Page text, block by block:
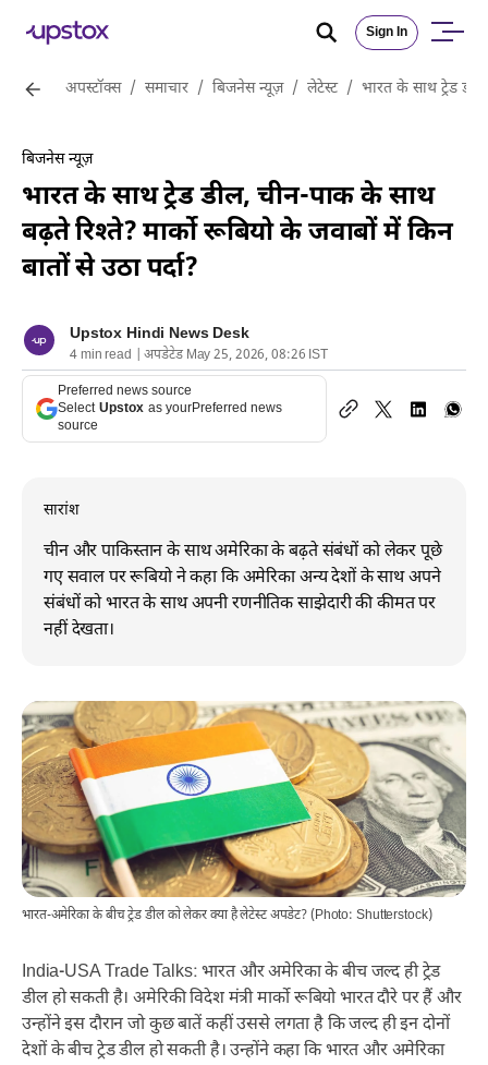
Sign In
अपस्टॉक्स / समाचार / बिजनेस न्यूज़ / लेटेस्ट / भारत के साथ ट्रेड
बिजनेस न्यूज़
भारत के साथ ट्रेड डील, चीन-पाक के साथ
बढ़ते रिश्ते? मार्को रूबियो के जवाबों में किन
बातों से उठा पर्दा?
Upstox Hindi News Desk
4 min read | अपडेटेड May 25, 2026, 08:26 IST
Preferred news source
Select Upstox as yourPreferred news
source
सारांश
चीन और पाकिस्तान के साथ अमेरिका के बढ़ते संबंधों को लेकर पूछे
गए सवाल पर रूबियो ने कहा कि अमेरिका अन्य देशों के साथ अपने
संबंधों को भारत के साथ अपनी रणनीतिक साझेदारी की कीमत पर
नहीं देखता।
भारत-अमेरिका के बीच ट्रेड डील को लेकर क्या है लेटेस्ट अपडेट? (Photo: Shutterstock)
India-USA Trade Talks: भारत और अमेरिका के बीच जल्द ही ट्रेड
डील हो सकती है। अमेरिकी विदेश मंत्री मार्को रूबियो भारत दौरे पर हैं और
उन्होंने इस दौरान जो कुछ बातें कहीं उससे लगता है कि जल्द ही इन दोनों
देशों के बीच ट्रेड डील हो सकती है। उन्होंने कहा कि भारत और अमेरिका